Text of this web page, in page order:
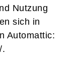
Nutzung
sich in
Automattic:
.